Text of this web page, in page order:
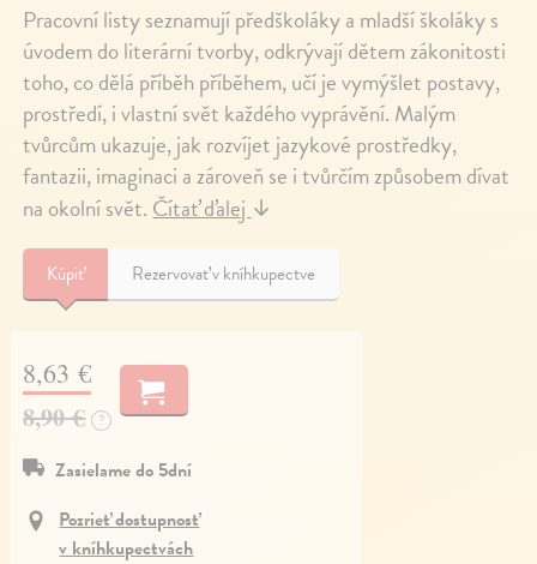
Pracovní listy seznamují předškoláky a mladší školáky s
úvodem do literární tvorby, odkrývají dětem zákonitosti
toho, co dělá příběh příběhem, učí je vymýšlet postavy,
prostředí, i vlastní svět každého vyprávění. Malým
tvůrcům ukazuje, jak rozvíjet jazykové prostředky,
fantazii, imaginaci a zároveň se i tvůrčím způsobem dívat
na okolní svět.Čítať ďalej↓
Kúpiť Rezervovať v kníhkupectve
8,63 €
8,90 € ?
Zasielame do 5dní
Pozrieť dostupnosť
v kníhkupectvách